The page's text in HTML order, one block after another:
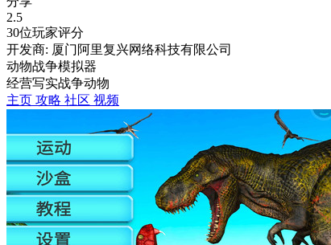
2.5
30位玩家评分
开发商: 厦门阿里复兴网络科技有限公司
动物战争模拟器
经营写实战争动物
主页 攻略 社区 视频